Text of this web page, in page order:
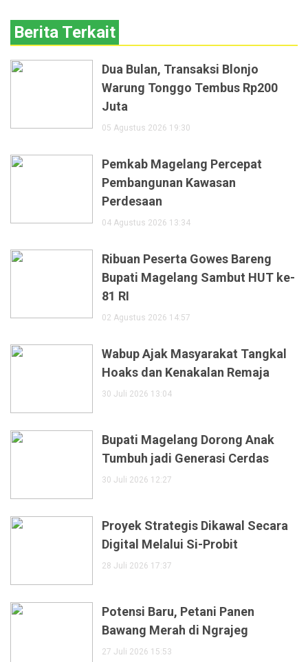
Berita Terkait
Dua Bulan, Transaksi Blonjo
Warung Tonggo Tembus Rp200
Juta
05 Agustus 2026 19:30
Pemkab Magelang Percepat
Pembangunan Kawasan
Perdesaan
04 Agustus 2026 13:34
Ribuan Peserta Gowes Bareng
Bupati Magelang Sambut HUT ke-
81 RI
02 Agustus 2026 14:57
Wabup Ajak Masyarakat Tangkal
Hoaks dan Kenakalan Remaja
30 Juli 2026 13:04
Bupati Magelang Dorong Anak
Tumbuh jadi Generasi Cerdas
30 Juli 2026 12:27
Proyek Strategis Dikawal Secara
Digital Melalui Si-Probit
28 Juli 2026 17:37
Potensi Baru, Petani Panen
Bawang Merah di Ngrajeg
27 Juli 2026 15:53